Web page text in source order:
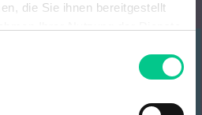
die Sie ihnen bereitgestellt
solution
makes the
pleasant.